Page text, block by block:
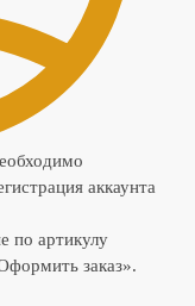
аккаунта
по артикулу
заказ».